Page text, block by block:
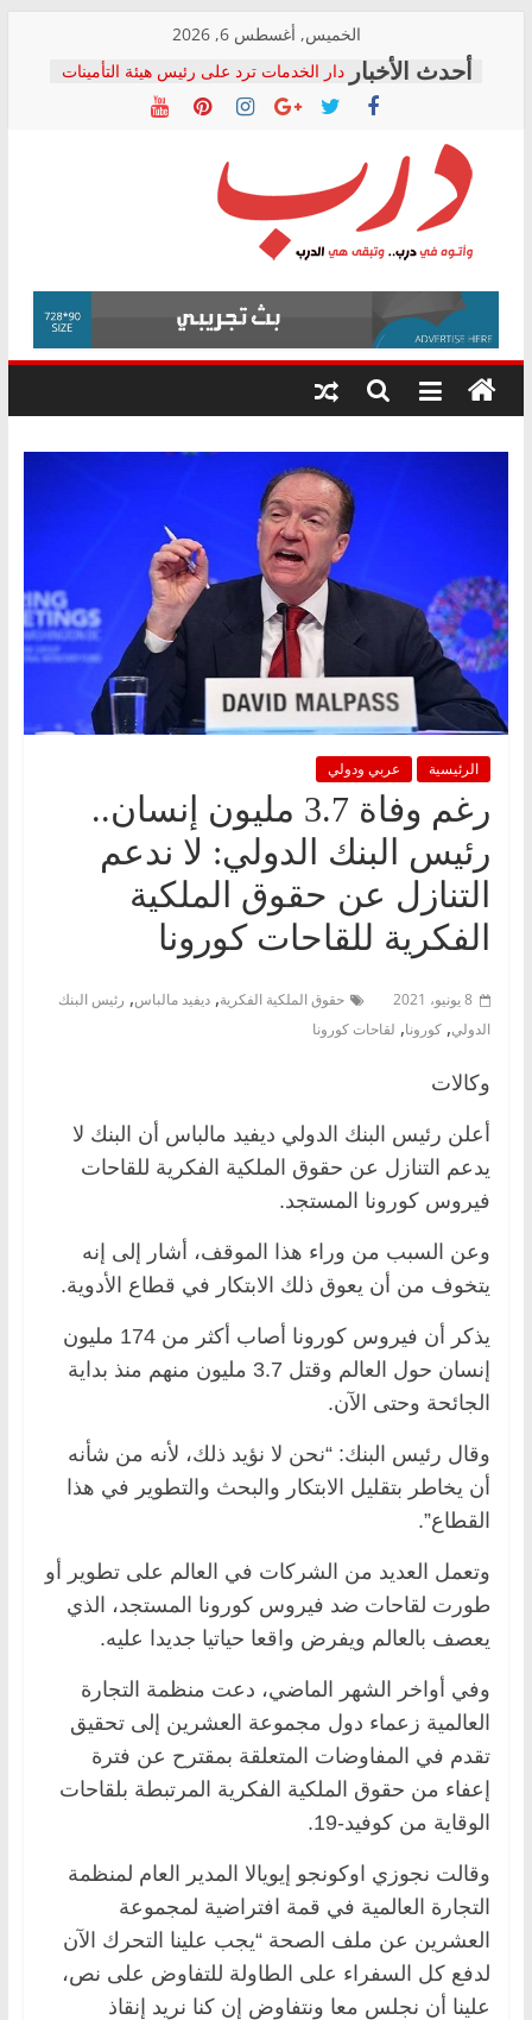
content
الخميس, أغسطس 6, 2026
دار الخدمات ترد على رئيس هيئة التأمينات
بعد مؤتمره الصحفي: إنكار الأزمة لا ينهي
معاناة أصحاب المعاشات.. ونطالب بكشف
فرحات سليمان يكتب: القطاع الصحي إلى
أين؟
حزب التحالف الشعبي يطلق لجنة “الحق
في الصحة” بالإسكندرية لرصد الانتهاكات
ودعم المرضى
الوزاري لمدينة الصحفيين.. وانتهاء أعمال
إنشاء المبنى الإداري
المجلس القومي لحقوق الإنسان يعلن
متابعة قضية الدكتور محمد زهران.. ويؤكد:
قرينة البراءة وضمانات المحاكمة العادلة
درب
وأتوه
درب..
وتبقى
هي
الرئيسية عربي ودولي
رغم وفاة 3.7 مليون إنسان..
رئيس البنك الدولي: لا ندعم
التنازل عن حقوق الملكية
الفكرية للقاحات كورونا
8 يونيو، 2021 حقوق الملكية الفكرية, ديفيد مالباس, رئيس البنك
الدولي, كورونا, لقاحات كورونا
وكالات
أعلن رئيس البنك الدولي ديفيد مالباس أن البنك لا
يدعم التنازل عن حقوق الملكية الفكرية للقاحات
فيروس كورونا المستجد.
وعن السبب من وراء هذا الموقف، أشار إلى إنه
يتخوف من أن يعوق ذلك الابتكار في قطاع الأدوية.
يذكر أن فيروس كورونا أصاب أكثر من 174 مليون
إنسان حول العالم وقتل 3.7 مليون منهم منذ بداية
الجائحة وحتى الآن.
وقال رئيس البنك: “نحن لا نؤيد ذلك، لأنه من شأنه
أن يخاطر بتقليل الابتكار والبحث والتطوير في هذا
القطاع”.
وتعمل العديد من الشركات في العالم على تطوير أو
طورت لقاحات ضد فيروس كورونا المستجد، الذي
يعصف بالعالم ويفرض واقعا حياتيا جديدا عليه.
وفي أواخر الشهر الماضي، دعت منظمة التجارة
العالمية زعماء دول مجموعة العشرين إلى تحقيق
تقدم في المفاوضات المتعلقة بمقترح عن فترة
إعفاء من حقوق الملكية الفكرية المرتبطة بلقاحات
الوقاية من كوفيد-19.
وقالت نجوزي اوكونجو إيويالا المدير العام لمنظمة
التجارة العالمية في قمة افتراضية لمجموعة
العشرين عن ملف الصحة “يجب علينا التحرك الآن
لدفع كل السفراء على الطاولة للتفاوض على نص،
علينا أن نجلس معا ونتفاوض إن كنا نريد إنقاذ